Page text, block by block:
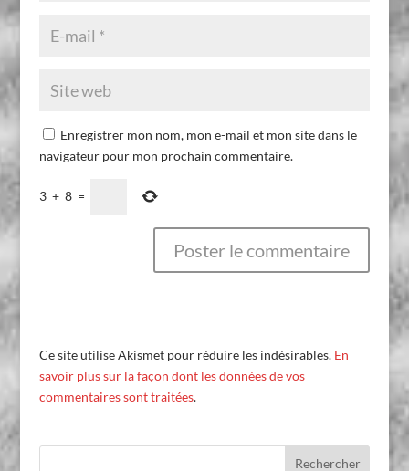
Enregistrer mon nom, mon e-mail et mon site dans le
navigateur pour mon prochain commentaire.
3 + 8 =
Ce site utilise Akismet pour réduire les indésirables. En
savoir plus sur la façon dont les données de vos
commentaires sont traitées.